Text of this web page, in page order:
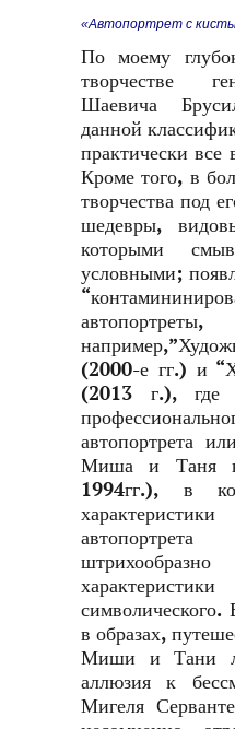
«Автопортрет с
По моему
творчестве
Шаевича
данной
практически все
Кроме того, в
творчества под
шедевры,
которыми
условными;
(2000-е гг.) и
(2013 г.), где
автопортрета
Миша и Таня
1994гг.), в
символического.
в образах,
Миши и Тани
аллюзия к
Мигеля